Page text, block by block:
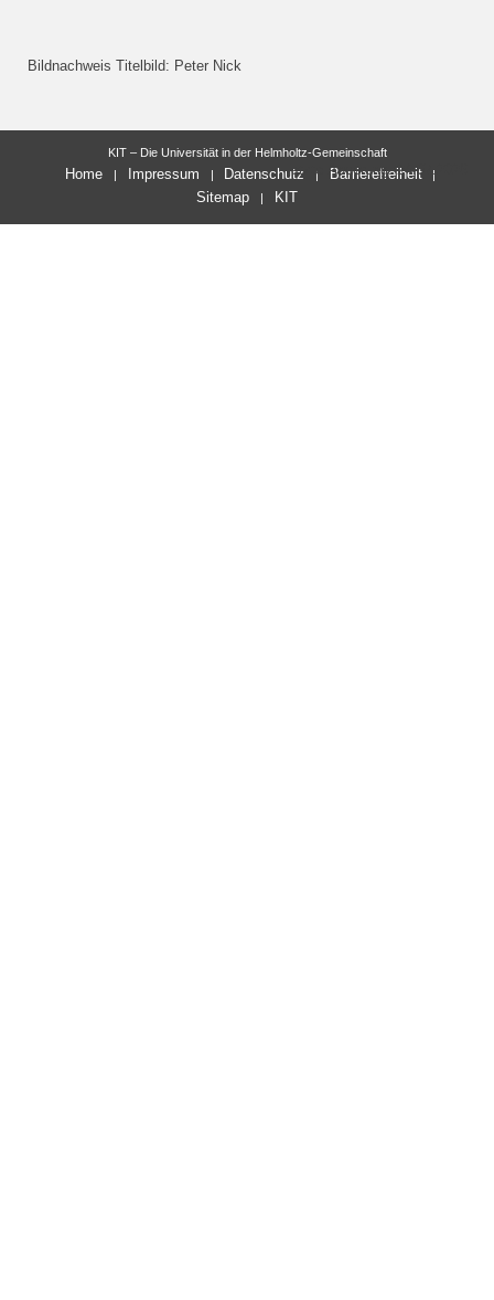
Bildnachweis Titelbild: Peter Nick
letzte Änderung: 24.07.2026
KIT – Die Universität in der Helmholtz-Gemeinschaft
Home Impressum Datenschutz
Barrierefreiheit
Sitemap
KIT